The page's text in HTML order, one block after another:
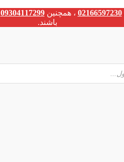
02166597230 ، همچنین09304117299
باشند.